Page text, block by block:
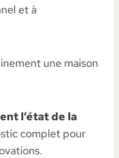
et à
une maison
l’état de la
complet pour